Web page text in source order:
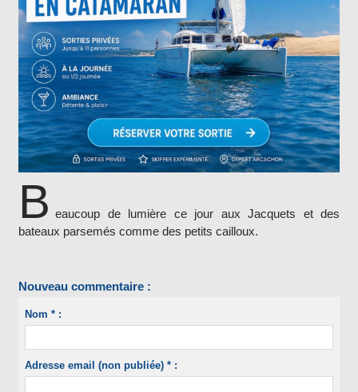
B eaucoup de lumière ce jour aux Jacquets et des
bateaux parsemés comme des petits cailloux.
Nouveau commentaire :
Nom * :
Adresse email (non publiée) * :